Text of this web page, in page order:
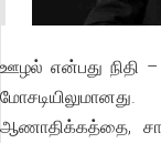
ஊழல் என்பது நிதி –
ஆணாதிக்கத்தை,